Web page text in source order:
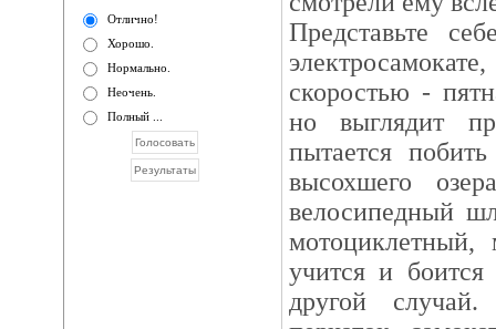
Отлично!
Хорошо.
Нормально.
Неочень.
Полный ...
Представьте
скоростью -
но выглядит
пытается
высохшего
велосипедный
мотоциклетный,
учится и
другой